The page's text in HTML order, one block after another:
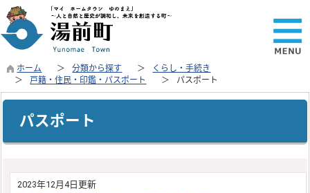
ホーム 分類から探す
くらし・手続き
戸籍・住民・印鑑・パスポート
パスポート
パスポート
2023年12月4日更新